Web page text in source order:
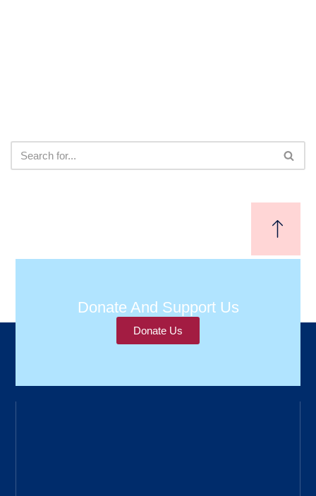
Donate And Support Us
Donate Us